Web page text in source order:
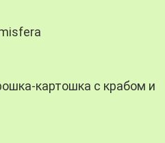
картошка с крабом и